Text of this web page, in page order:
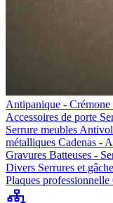
Antipanique -
Accessoires de porte
Serrure meubles
métalliques Cadenas -
Gravures Batteuses -
Divers Serrures et
Plaques professionnelle